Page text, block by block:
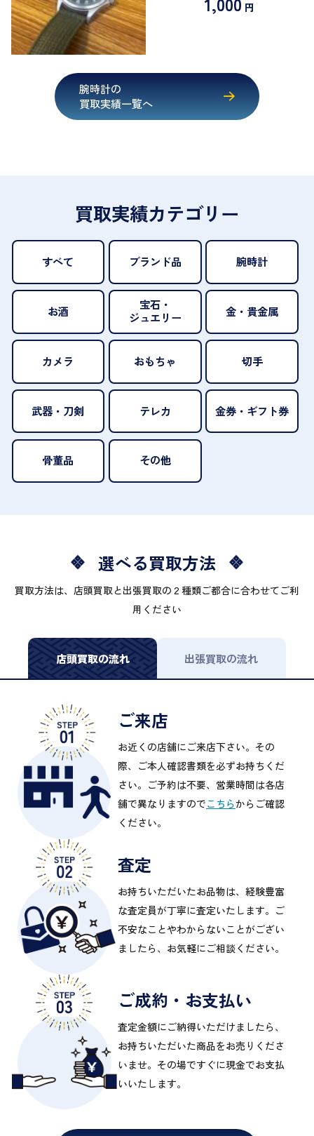
円
腕時計の
買取実績一覧へ
買取実績カテゴリー
すべて ブランド品 腕時計
お酒
宝石・
ジュエリー
金・貴金属
カメラ おもちゃ 切手
武器・刀剣 テレカ 金券・ギフト券
骨董品 その他
選べる買取方法
買取方法は、店頭買取と出張買取の２種類ご都合に合わせてご利
用ください
店頭買取の流れ 出張買取の流れ
ご来店
お近くの店舗にご来店下さい。その
際、ご本人確認書類を必ずお持ちくだ
さい。ご予約は不要、営業時間は各店
舗で異なりますのでこちらからご確認
ください。
査定
お持ちいただいたお品物は、経験豊富
な査定員が丁寧に査定いたします。ご
不安なことやわからないことがござい
ましたら、お気軽にご相談ください。
ご成約・お支払い
査定金額にご納得いただけましたら、
お持ちいただいた商品をお売りくださ
いませ。その場ですぐに現金でお支払
いいたします。